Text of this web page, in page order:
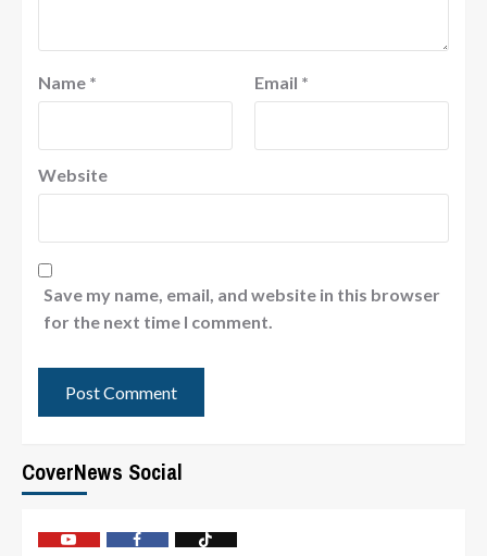
Name * Email *
Website
Save my name, email, and website in this browser
for the next time I comment.
CoverNews Social